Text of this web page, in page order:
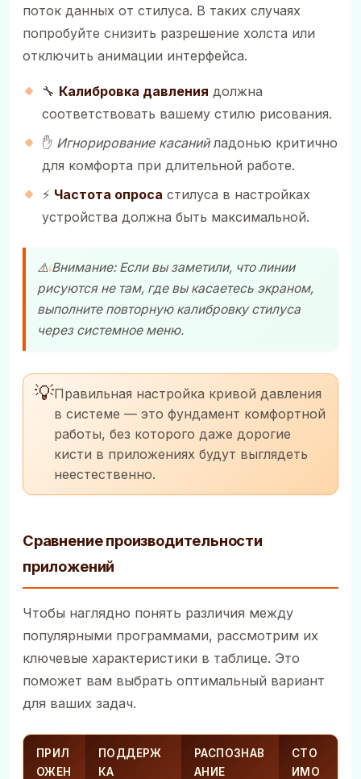
поток данных от стилуса. В таких случаях
попробуйте снизить разрешение холста или
отключить анимации интерфейса.
🔧 Калибровка давления должна
соответствовать вашему стилю рисования.
✋ Игнорирование касанийладонью критично
для комфорта при длительной работе.
⚡ Частота опроса стилуса в настройках
устройства должна быть максимальной.
⚠️ Внимание: Если вы заметили, что линии
рисуются не там, где вы касаетесь экраном,
выполните повторную калибровку стилуса
через системное меню.
💡Правильная настройка кривой давления
в системе — это фундамент комфортной
работы, без которого даже дорогие
кисти в приложениях будут выглядеть
неестественно.
Сравнение производительности
приложений
Чтобы наглядно понять различия между
популярными программами, рассмотрим их
ключевые характеристики в таблице. Это
поможет вам выбрать оптимальный вариант
для ваших задач.
ПРИЛ
ОЖЕН
ПОДДЕРЖ
КА
РАСПОЗНАВ
АНИЕ
СТО
ИМО